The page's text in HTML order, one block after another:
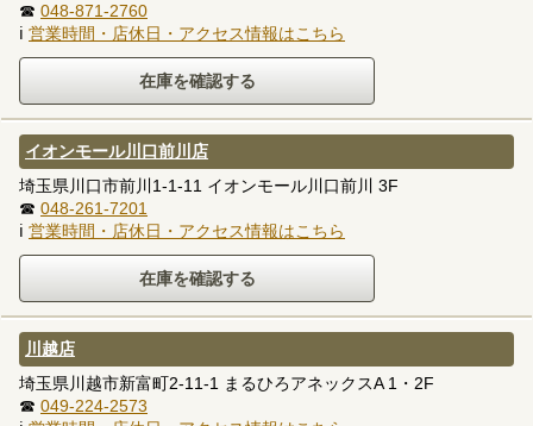
☎ 048-871-2760
ℹ 営業時間・店休日・アクセス情報はこちら
イオンモール川口前川店
埼玉県川口市前川1-1-11 イオンモール川口前川 3F
☎ 048-261-7201
ℹ 営業時間・店休日・アクセス情報はこちら
川越店
埼玉県川越市新富町2-11-1 まるひろアネックスA 1・2F
☎ 049-224-2573